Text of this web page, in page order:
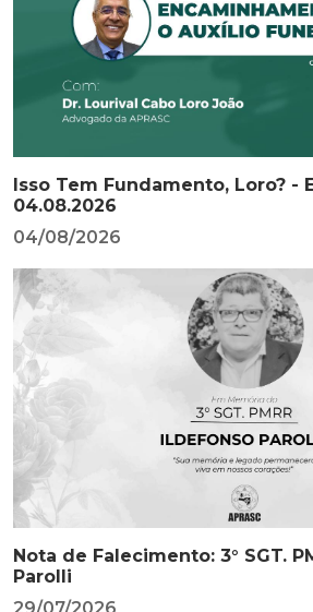
Isso Tem Fundamento, Loro? -
04.08.2026
04/08/2026
Nota de Falecimento: 3° SGT.
Parolli